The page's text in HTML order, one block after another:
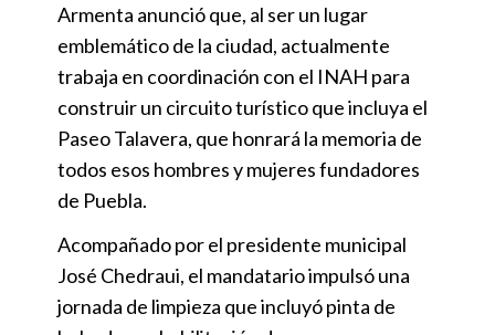
Armenta anunció que, al ser un lugar
emblemático de la ciudad, actualmente
trabaja en coordinación con el INAH para
construir un circuito turístico que incluya el
Paseo Talavera, que honrará la memoria de
todos esos hombres y mujeres fundadores
de Puebla.
Acompañado por el presidente municipal
José Chedraui, el mandatario impulsó una
jornada de limpieza que incluyó pinta de